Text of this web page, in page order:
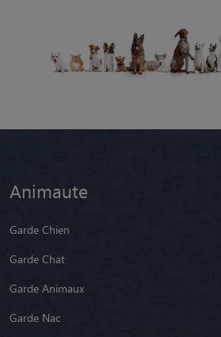
Animaute
Garde Chien
Garde Chat
Garde Animaux
Garde Nac